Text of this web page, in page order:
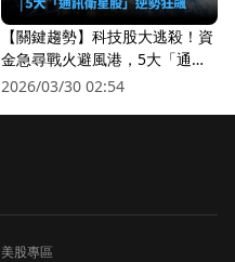
【關鍵趨勢】科技股大逃殺！資
金急尋戰火避風港，5大「通訊
衛星股」逆勢狂飆
2026/03/30 02:54
美股專區